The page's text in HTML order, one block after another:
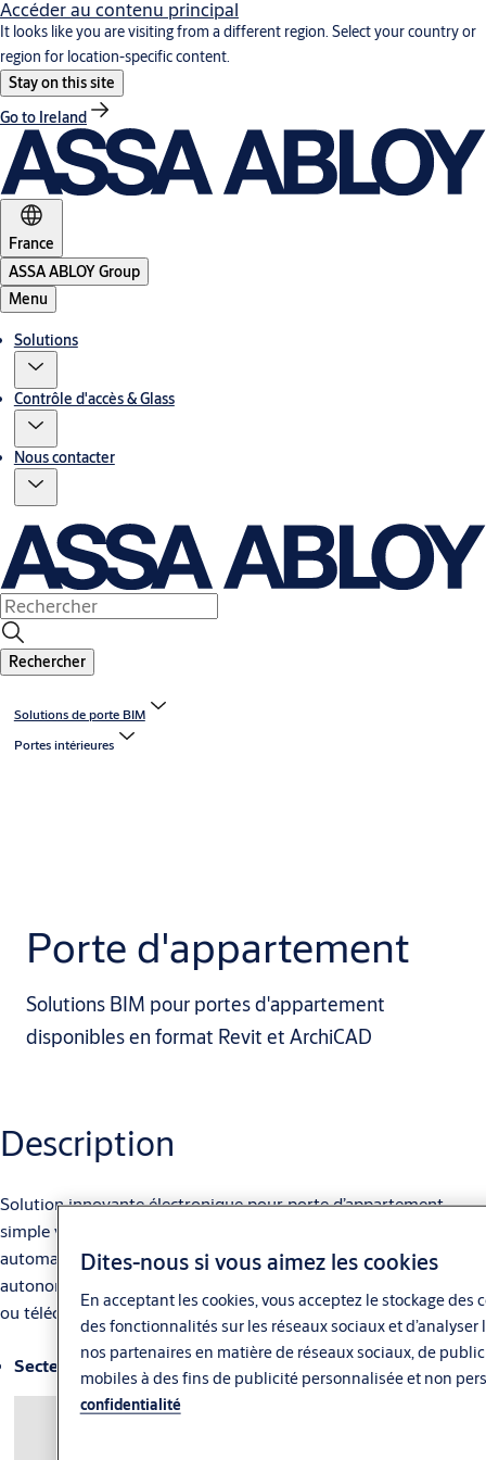
Accéder au contenu principal
It looks like you are visiting from a different region. Select your country or
region for location-specific content.
Stay on this site
Go to Ireland
France
ASSA ABLOY Group
Menu
Solutions
Contrôle d'accès & Glass
Nous contacter
Rechercher
Solutions de porte BIM
Portes intérieures
Porte d'appartement
Solutions BIM pour portes d'appartement
disponibles en format Revit et ArchiCAD
Description
Solution innovante électronique pour porte d’appartement,
simple vantail, équipée d'une serrure multipoints déverrouillée
automatiquement à l'aide d'un cylindre motorisé connecté,
autonome, commandé par smartphone, empreinte digitale, code
ou télécommande, et d'une butée de porte.
Secteurs d’application principaux : Résidentiel
Dites-nous si vous aimez les cookies
En acceptant les cookies, vous acceptez le stockage
des fonctionnalités sur les réseaux sociaux et
nos partenaires en matière de réseaux sociaux, de
mobiles à des fins de publicité personnalisée et non
confidentialité